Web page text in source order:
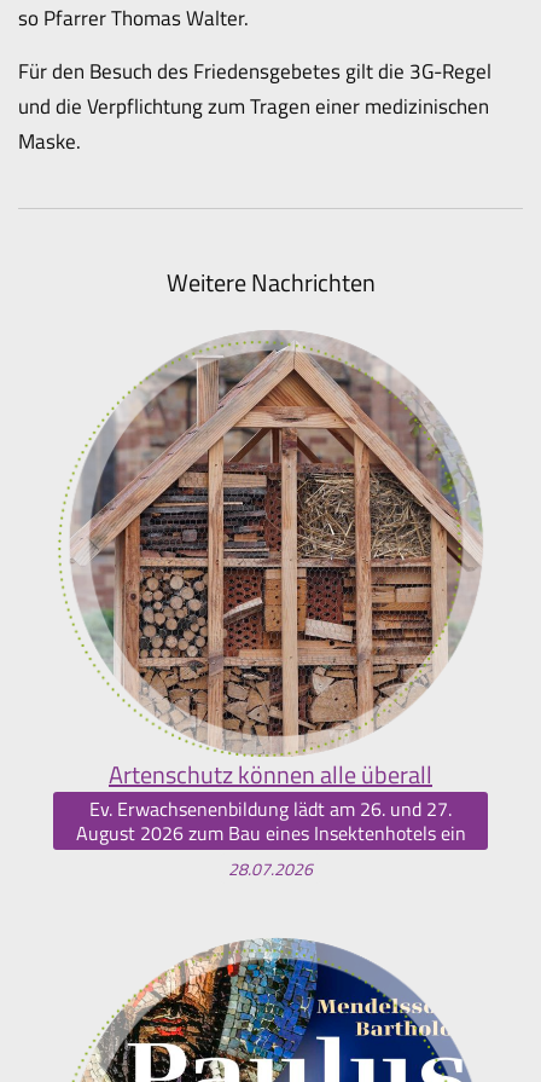
so Pfarrer Thomas Walter.
Für den Besuch des Friedensgebetes gilt die 3G-Regel
und die Verpflichtung zum Tragen einer medizinischen
Maske.
Weitere Nachrichten
Artenschutz können alle überall
Ev. Erwachsenenbildung lädt am 26. und 27.
August 2026 zum Bau eines Insektenhotels ein
28.07.2026